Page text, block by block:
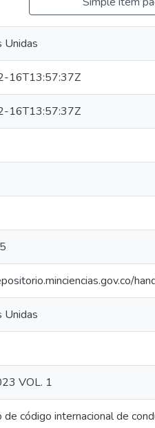
Unidas
16T13:57:37Z
16T13:57:37Z
Unidas
VOL. 1
código internacional de